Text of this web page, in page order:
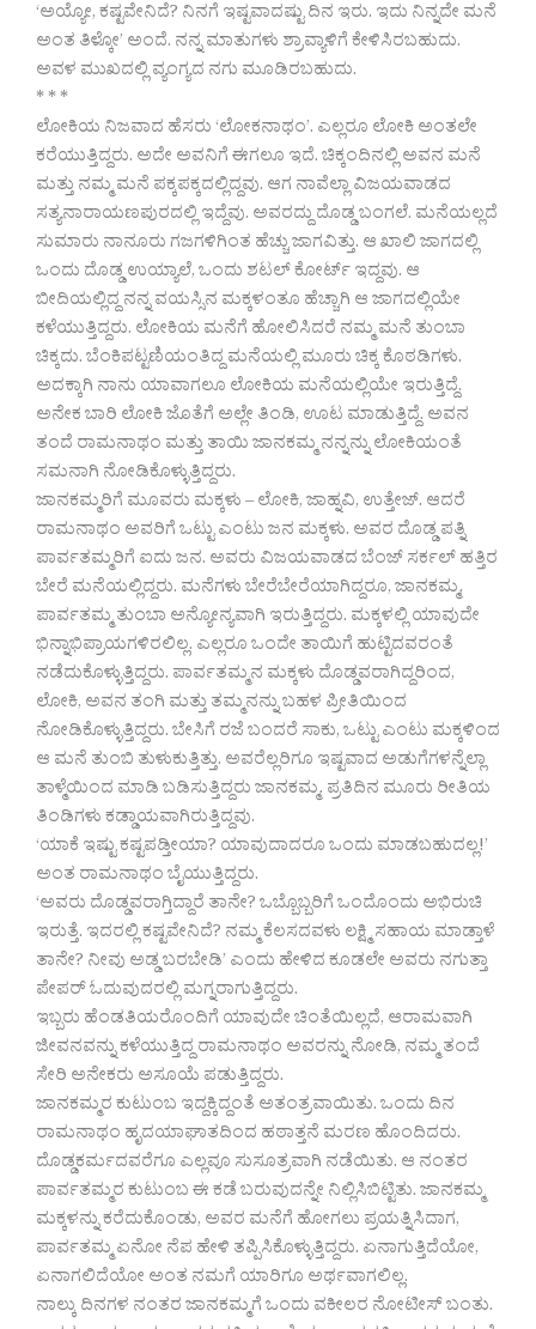
‘ಅಯ್ಯೋ, ಕಷ್ಟವೇನಿದೆ? ನಿನಗೆ ಇಷ್ಟವಾದಷ್ಟು ದಿನ ಇರು. ಇದು ನಿನ್ನದೇ ಮನೆ
ಅಂತ ತಿಳ್ಕೋ’ ಅಂದೆ. ನನ್ನ ಮಾತುಗಳು ಶ್ರಾವ್ಯಾಳಿಗೆ ಕೇಳಿಸಿರಬಹುದು.
ಅವಳ ಮುಖದಲ್ಲಿ ವ್ಯಂಗ್ಯದ ನಗು ಮೂಡಿರಬಹುದು.
* * *
ಲೋಕಿಯ ನಿಜವಾದ ಹೆಸರು ‘ಲೋಕನಾಥಂ’. ಎಲ್ಲರೂ ಲೋಕಿ ಅಂತಲೇ
ಕರೆಯುತ್ತಿದ್ದರು. ಅದೇ ಅವನಿಗೆ ಈಗಲೂ ಇದೆ. ಚಿಕ್ಕಂದಿನಲ್ಲಿ ಅವನ ಮನೆ
ಮತ್ತು ನಮ್ಮ ಮನೆ ಪಕ್ಕಪಕ್ಕದಲ್ಲಿದ್ದವು. ಆಗ ನಾವೆಲ್ಲಾ ವಿಜಯವಾಡದ
ಸತ್ಯನಾರಾಯಣಪುರದಲ್ಲಿ ಇದ್ದೆವು. ಅವರದ್ದು ದೊಡ್ಡ ಬಂಗಲೆ. ಮನೆಯಲ್ಲದೆ
ಸುಮಾರು ನಾನೂರು ಗಜಗಳಿಗಿಂತ ಹೆಚ್ಚು ಜಾಗವಿತ್ತು. ಆ ಖಾಲಿ ಜಾಗದಲ್ಲಿ
ಒಂದು ದೊಡ್ಡ ಉಯ್ಯಾಲೆ, ಒಂದು ಶಟಲ್ ಕೋರ್ಟ್ ಇದ್ದವು. ಆ
ಬೀದಿಯಲ್ಲಿದ್ದ ನನ್ನ ವಯಸ್ಸಿನ ಮಕ್ಕಳಂತೂ ಹೆಚ್ಚಾಗಿ ಆ ಜಾಗದಲ್ಲಿಯೇ
ಕಳೆಯುತ್ತಿದ್ದರು. ಲೋಕಿಯ ಮನೆಗೆ ಹೋಲಿಸಿದರೆ ನಮ್ಮ ಮನೆ ತುಂಬಾ
ಚಿಕ್ಕದು. ಬೆಂಕಿಪಟ್ಟಣಿಯಂತಿದ್ದ ಮನೆಯಲ್ಲಿ ಮೂರು ಚಿಕ್ಕ ಕೊಠಡಿಗಳು.
ಅದಕ್ಕಾಗಿ ನಾನು ಯಾವಾಗಲೂ ಲೋಕಿಯ ಮನೆಯಲ್ಲಿಯೇ ಇರುತ್ತಿದ್ದೆ.
ಅನೇಕ ಬಾರಿ ಲೋಕಿ ಜೊತೆಗೆ ಅಲ್ಲೇ ತಿಂಡಿ, ಊಟ ಮಾಡುತ್ತಿದ್ದೆ. ಅವನ
ತಂದೆ ರಾಮನಾಥಂ ಮತ್ತು ತಾಯಿ ಜಾನಕಮ್ಮ ನನ್ನನ್ನು ಲೋಕಿಯಂತೆ
ಸಮನಾಗಿ ನೋಡಿಕೊಳ್ಳುತ್ತಿದ್ದರು.
ಜಾನಕಮ್ಮರಿಗೆ ಮೂವರು ಮಕ್ಕಳು – ಲೋಕಿ, ಜಾಹ್ನವಿ, ಉತ್ತೇಜ್. ಆದರೆ
ರಾಮನಾಥಂ ಅವರಿಗೆ ಒಟ್ಟು ಎಂಟು ಜನ ಮಕ್ಕಳು. ಅವರ ದೊಡ್ಡ ಪತ್ನಿ
ಪಾರ್ವತಮ್ಮರಿಗೆ ಐದು ಜನ. ಅವರು ವಿಜಯವಾಡದ ಬೆಂಜ್ ಸರ್ಕಲ್ ಹತ್ತಿರ
ಬೇರೆ ಮನೆಯಲ್ಲಿದ್ದರು. ಮನೆಗಳು ಬೇರೆಬೇರೆಯಾಗಿದ್ದರೂ, ಜಾನಕಮ್ಮ,
ಪಾರ್ವತಮ್ಮ ತುಂಬಾ ಅನ್ಯೋನ್ಯವಾಗಿ ಇರುತ್ತಿದ್ದರು. ಮಕ್ಕಳಲ್ಲಿ ಯಾವುದೇ
ಭಿನ್ನಾಭಿಪ್ರಾಯಗಳಿರಲಿಲ್ಲ. ಎಲ್ಲರೂ ಒಂದೇ ತಾಯಿಗೆ ಹುಟ್ಟಿದವರಂತೆ
ನಡೆದುಕೊಳ್ಳುತ್ತಿದ್ದರು. ಪಾರ್ವತಮ್ಮನ ಮಕ್ಕಳು ದೊಡ್ಡವರಾಗಿದ್ದರಿಂದ,
ಲೋಕಿ, ಅವನ ತಂಗಿ ಮತ್ತು ತಮ್ಮನನ್ನು ಬಹಳ ಪ್ರೀತಿಯಿಂದ
ನೋಡಿಕೊಳ್ಳುತ್ತಿದ್ದರು. ಬೇಸಿಗೆ ರಜೆ ಬಂದರೆ ಸಾಕು, ಒಟ್ಟು ಎಂಟು ಮಕ್ಕಳಿಂದ
ಆ ಮನೆ ತುಂಬಿ ತುಳುಕುತ್ತಿತ್ತು. ಅವರೆಲ್ಲರಿಗೂ ಇಷ್ಟವಾದ ಅಡುಗೆಗಳನ್ನೆಲ್ಲಾ
ತಾಳ್ಮೆಯಿಂದ ಮಾಡಿ ಬಡಿಸುತ್ತಿದ್ದರು ಜಾನಕಮ್ಮ. ಪ್ರತಿದಿನ ಮೂರು ರೀತಿಯ
ತಿಂಡಿಗಳು ಕಡ್ಡಾಯವಾಗಿರುತ್ತಿದ್ದವು.
‘ಯಾಕೆ ಇಷ್ಟು ಕಷ್ಟಪಡ್ತೀಯಾ? ಯಾವುದಾದರೂ ಒಂದು ಮಾಡಬಹುದಲ್ಲ!’
ಅಂತ ರಾಮನಾಥಂ ಬೈಯುತ್ತಿದ್ದರು.
‘ಅವರು ದೊಡ್ಡವರಾಗ್ತಿದ್ದಾರೆ ತಾನೇ? ಒಬ್ಬೊಬ್ಬರಿಗೆ ಒಂದೊಂದು ಅಭಿರುಚಿ
ಇರುತ್ತೆ. ಇದರಲ್ಲಿ ಕಷ್ಟವೇನಿದೆ? ನಮ್ಮ ಕೆಲಸದವಳು ಲಕ್ಷ್ಮಿ ಸಹಾಯ ಮಾಡ್ತಾಳೆ
ತಾನೇ? ನೀವು ಅಡ್ಡ ಬರಬೇಡಿ’ ಎಂದು ಹೇಳಿದ ಕೂಡಲೇ ಅವರು ನಗುತ್ತಾ
ಪೇಪರ್ ಓದುವುದರಲ್ಲಿ ಮಗ್ನರಾಗುತ್ತಿದ್ದರು.
ಇಬ್ಬರು ಹೆಂಡತಿಯರೊಂದಿಗೆ ಯಾವುದೇ ಚಿಂತೆಯಿಲ್ಲದೆ, ಆರಾಮವಾಗಿ
ಜೀವನವನ್ನು ಕಳೆಯುತ್ತಿದ್ದ ರಾಮನಾಥಂ ಅವರನ್ನು ನೋಡಿ, ನಮ್ಮ ತಂದೆ
ಸೇರಿ ಅನೇಕರು ಅಸೂಯೆ ಪಡುತ್ತಿದ್ದರು.
ಜಾನಕಮ್ಮರ ಕುಟುಂಬ ಇದ್ದಕ್ಕಿದ್ದಂತೆ ಅತಂತ್ರವಾಯಿತು. ಒಂದು ದಿನ
ರಾಮನಾಥಂ ಹೃದಯಾಘಾತದಿಂದ ಹಠಾತ್ತನೆ ಮರಣ ಹೊಂದಿದರು.
ದೊಡ್ಡಕರ್ಮದವರೆಗೂ ಎಲ್ಲವೂ ಸುಸೂತ್ರವಾಗಿ ನಡೆಯಿತು. ಆ ನಂತರ
ಪಾರ್ವತಮ್ಮರ ಕುಟುಂಬ ಈ ಕಡೆ ಬರುವುದನ್ನೇ ನಿಲ್ಲಿಸಿಬಿಟ್ಟಿತು. ಜಾನಕಮ್ಮ
ಮಕ್ಕಳನ್ನು ಕರೆದುಕೊಂಡು, ಅವರ ಮನೆಗೆ ಹೋಗಲು ಪ್ರಯತ್ನಿಸಿದಾಗ,
ಪಾರ್ವತಮ್ಮ ಏನೋ ನೆಪ ಹೇಳಿ ತಪ್ಪಿಸಿಕೊಳ್ಳುತ್ತಿದ್ದರು. ಏನಾಗುತ್ತಿದೆಯೋ,
ಏನಾಗಲಿದೆಯೋ ಅಂತ ನಮಗೆ ಯಾರಿಗೂ ಅರ್ಥವಾಗಲಿಲ್ಲ.
ನಾಲ್ಕು ದಿನಗಳ ನಂತರ ಜಾನಕಮ್ಮಗೆ ಒಂದು ವಕೀಲರ ನೋಟೀಸ್ ಬಂತು.